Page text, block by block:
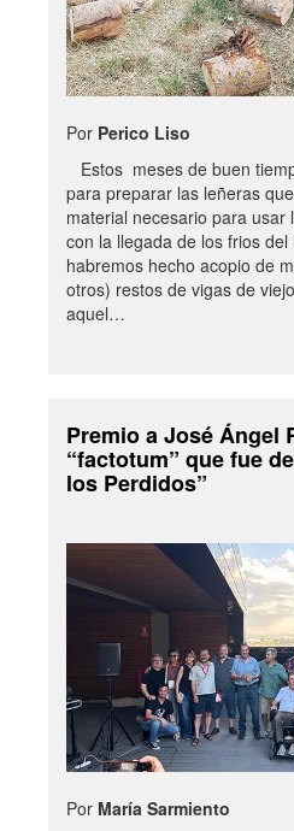
Por Perico Liso
Estos meses de buen
para preparar las leñeras
material necesario para usar
con la llegada de los frios
habremos hecho acopio de
otros) restos de vigas de
aquel…
Premio a José Ángel
“factotum” que fue
los Perdidos”
Por María Sarmiento